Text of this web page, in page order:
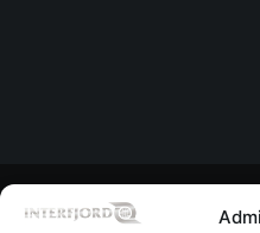
©
CVR:
Warehouse
Glyngøre